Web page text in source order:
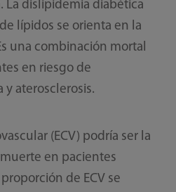
La dislipidemia diabética
lípidos se orienta en la
una combinación mortal
en riesgo de
y aterosclerosis.
(ECV) podría ser la
en pacientes
de ECV se